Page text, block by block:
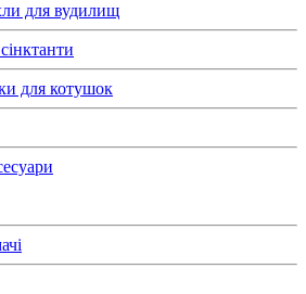
для вудилищ
для котушок